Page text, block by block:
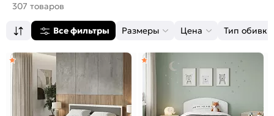
307 товаров
Все фильтры Размеры Цена Тип обивки